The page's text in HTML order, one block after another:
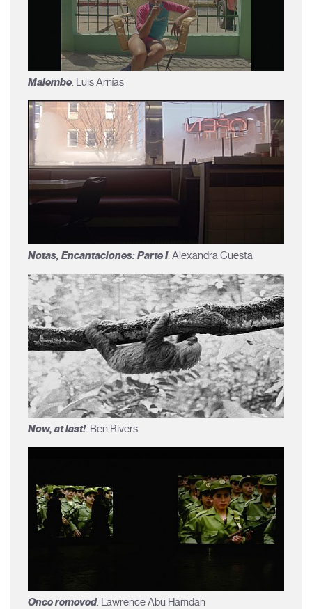
Malembe. Luis Arnías
Notas, Encantaciones: Parte I. Alexandra Cuesta
Now, at last!. Ben Rivers
Once removed. Lawrence Abu Hamdan